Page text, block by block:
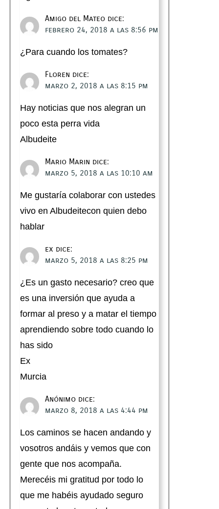
Amigo del Mateo dice:
febrero 24, 2018 a las 8:56 pm
¿Para cuando los tomates?
Floren dice:
marzo 2, 2018 a las 8:15 pm
Hay noticias que nos alegran un
poco esta perra vida
Albudeite
Mario Marin dice:
marzo 5, 2018 a las 10:10 am
Me gustaría colaborar con ustedes
vivo en Albudeitecon quien debo
hablar
ex dice:
marzo 5, 2018 a las 8:25 pm
¿Es un gasto necesario? creo que
es una inversión que ayuda a
formar al preso y a matar el tiempo
aprendiendo sobre todo cuando lo
has sido
Ex
Murcia
Anónimo dice:
marzo 8, 2018 a las 4:44 pm
Los caminos se hacen andando y
vosotros andáis y vemos que con
gente que nos acompaña.
Merecéis mi gratitud por todo lo
que me habéis ayudado seguro